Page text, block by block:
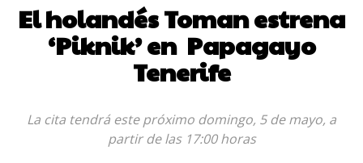
El holandés Toman estrena
‘Piknik’ en Papagayo
Tenerife
La cita tendrá este próximo domingo, 5 de mayo, a
partir de las 17:00 horas